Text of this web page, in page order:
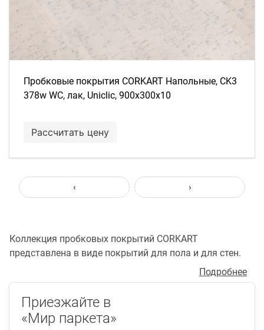
Пробковые покрытия CORKART Напольные, CK3
378w WC, лак, Uniclic, 900x300x10
Рассчитать цену
‹ ›
Коллекция пробковых покрытий CORKART
представлена в виде покрытий для пола и для стен.
Пробковый пол представляет собой многослойную
конструкцию, основой которой является прессованная
(агломерированная) пробка и декоративный
пробковый шпон. Покрытия бывают клеящиеся или
замковые «плавающие». Оба вида можно укладывать
Подробнее
Приезжайте в
«Мир паркета»